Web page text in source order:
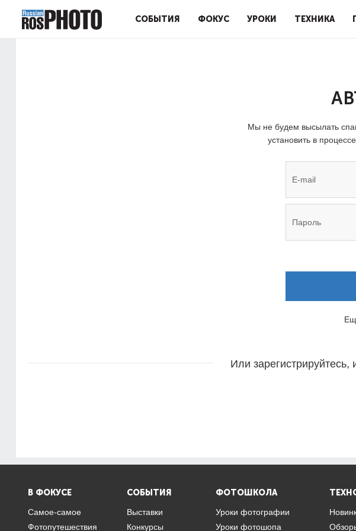
СОБЫТИЯ ФОКУС УРОКИ ТЕХНИКА
Мы не будем высылать
установить в
Или зарегистрируйтесь,
В ФОКУСЕ
Самое-самое
Фотопутешествия
СОБЫТИЯ
Выставки
Конкурсы
ФОТОШКОЛА
Уроки фотографии
Уроки фотошопа